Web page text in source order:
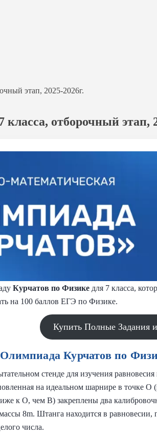
этап, 2025-2026г.
отборочный этап,
Курчатов по Физике для 7 класса,
на 100 баллов ЕГЭ по Физике.
Купить Полные Задания
Олимпиада Курчатов по
стенде для изучения
на идеальном шарнире в точке
к O, чем B) закреплены два
8m. Штанга находится в
числа.